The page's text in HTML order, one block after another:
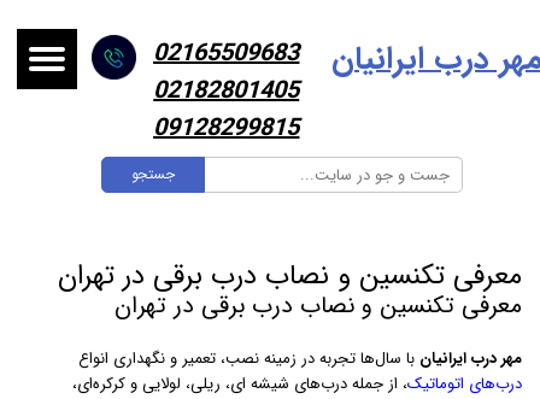
جستجو
درب ایرانیان
02165509683
02182801405
09128299815
معرفی تکنسین و نصاب درب برقی در تهران
معرفی تکنسین و نصاب درب برقی در تهران
مهر درب ایرانیان با سال‌ها تجربه در زمینه نصب، تعمیر و نگهداری انواع
درب‌های اتوماتیک، از جمله درب‌های شیشه ای، ریلی، لولایی و کرکره‌ای،